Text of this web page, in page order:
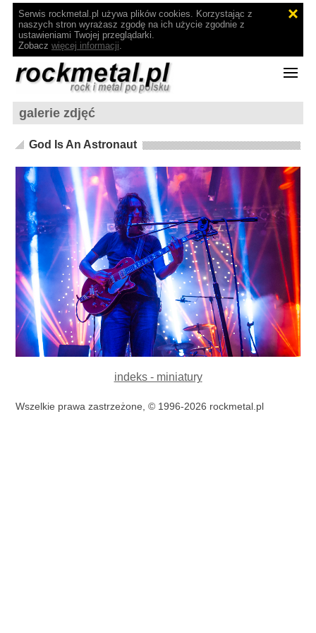
Serwis rockmetal.pl używa plików cookies. Korzystając z
naszych stron wyrażasz zgodę na ich użycie zgodnie z
ustawieniami Twojej przeglądarki.
Zobacz więcej informacji.
galerie zdjęć
God Is An Astronaut
indeks - miniatury
Wszelkie prawa zastrzeżone, © 1996-2026 rockmetal.pl